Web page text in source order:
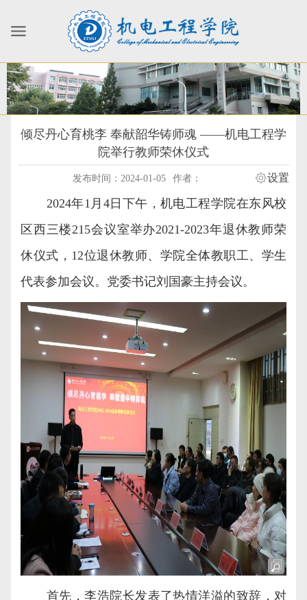
倾尽丹心育桃李 奉献韶华铸师魂 ——机电工程学
院举行教师荣休仪式
发布时间：2024-01-05 作者： 设置
2024年1 月 4日下午，机电工程学院在东风校
区西三楼215会议室举办2021-2023年退休教师荣
休仪式， 12位退休教师、学院全体教职工、学生
代表参加会议。党委书记刘国豪主持会议。
首先，李浩院长发表了热情洋溢的致辞，对